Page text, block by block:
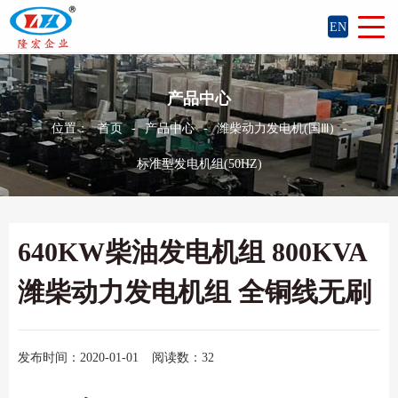
EN
产品中心
位置： 首页 - 产品中心 - 潍柴动力发电机(国Ⅲ) -
标准型发电机组(50HZ)
640KW柴油发电机组 800KVA
潍柴动力发电机组 全铜线无刷
发布时间：2020-01-01 阅读数：32